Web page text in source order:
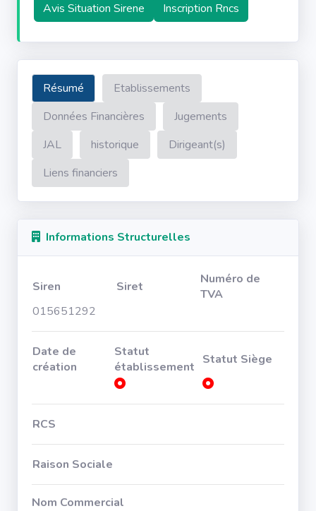
Avis Situation Sirene Inscription Rncs
Résumé
Etablissements
Données Financières
Jugements
JAL
historique
Dirigeant(s)
Liens financiers
Informations Structurelles
Siren Siret
Numéro de
TVA
015651292
Date de
création
Statut
établissement Statut Siège
RCS
Raison Sociale
Nom Commercial